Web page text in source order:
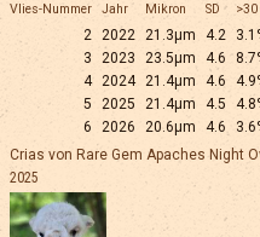
Vlies-Nummer Jahr Mikron SD >30
2 2022 21.3µm 4.2
3 2023 23.5µm 4.6
4 2024 21.4µm 4.6
5
2025 21.4µm 4.5
6
2026 20.6µm 4.6
Crias von Rare Gem Apaches Night
2025